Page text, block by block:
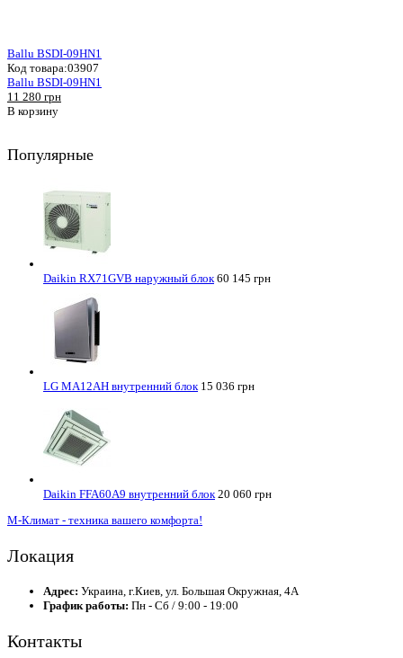
Ballu BSDI-09HN1
Код товара:03907
Ballu BSDI-09HN1
11 280 грн
В корзину
Популярные
Daikin RX71GVB наружный блок 60 145 грн
LG MA12AH внутренний блок 15 036 грн
Daikin FFA60A9 внутренний блок 20 060 грн
М-Климат - техника вашего комфорта!
Локация
Адрес: Украина, г.Киев, ул. Большая Окружная, 4А
График работы: Пн - Сб / 9:00 - 19:00
Контакты